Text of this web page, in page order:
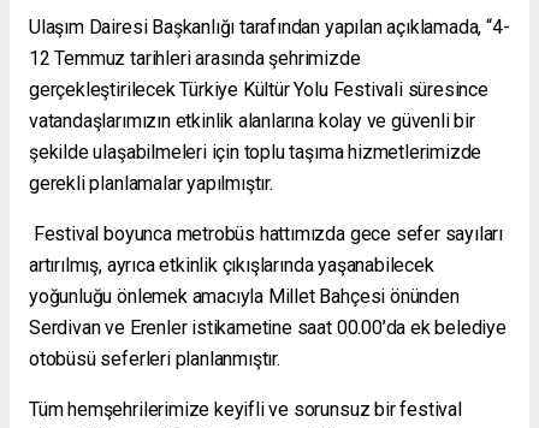
Ulaşım Dairesi Başkanlığı tarafından yapılan açıklamada, “4-
12 Temmuz tarihleri arasında şehrimizde
gerçekleştirilecek Türkiye Kültür Yolu Festivali süresince
vatandaşlarımızın etkinlik alanlarına kolay ve güvenli bir
şekilde ulaşabilmeleri için toplu taşıma hizmetlerimizde
gerekli planlamalar yapılmıştır.
Festival boyunca metrobüs hattımızda gece sefer sayıları
artırılmış, ayrıca etkinlik çıkışlarında yaşanabilecek
yoğunluğu önlemek amacıyla Millet Bahçesi önünden
Serdivan ve Erenler istikametine saat 00.00’da ek belediye
otobüsü seferleri planlanmıştır.
Tüm hemşehrilerimize keyifli ve sorunsuz bir festival